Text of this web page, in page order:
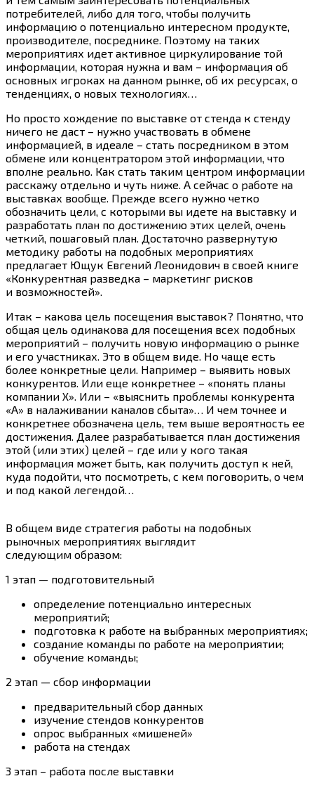
потребителей, либо для того, чтобы получить
информацию о потенциально интересном продукте,
производителе, посреднике. Поэтому на таких
мероприятиях идет активное циркулирование той
информации, которая нужна и вам – информация об
основных игроках на данном рынке, об их ресурсах, о
тенденциях, о новых технологиях…
Но просто хождение по выставке от стенда к стенду
ничего не даст – нужно участвовать в обмене
информацией, в идеале – стать посредником в этом
обмене или концентратором этой информации, что
вполне реально. Как стать таким центром информации
расскажу отдельно и чуть ниже. А сейчас о работе на
выставках вообще. Прежде всего нужно четко
обозначить цели, с которыми вы идете на выставку и
разработать план по достижению этих целей, очень
четкий, пошаговый план. Достаточно развернутую
методику работы на подобных мероприятиях
предлагает Ющук Евгений Леонидович в своей книге
«Конкурентная разведка – маркетинг рисков
и возможностей».
Итак – какова цель посещения выставок? Понятно, что
общая цель одинакова для посещения всех подобных
мероприятий – получить новую информацию о рынке
и его участниках. Это в общем виде. Но чаще есть
более конкретные цели. Например – выявить новых
конкурентов. Или еще конкретнее – «понять планы
компании Х». Или – «выяснить проблемы конкурента
«А» в налаживании каналов сбыта»… И чем точнее и
конкретнее обозначена цель, тем выше вероятность ее
достижения. Далее разрабатывается план достижения
этой (или этих) целей – где или у кого такая
информация может быть, как получить доступ к ней,
куда подойти, что посмотреть, с кем поговорить, о чем
и под какой легендой…
В общем виде стратегия работы на подобных
рыночных мероприятиях выглядит
следующим образом:
1 этап — подготовительный
определение потенциально интересных
мероприятий;
подготовка к работе на выбранных мероприятиях;
создание команды по работе на мероприятии;
обучение команды;
2 этап — сбор информации
предварительный сбор данных
изучение стендов конкурентов
опрос выбранных «мишеней»
работа на стендах
3 этап – работа после выставки